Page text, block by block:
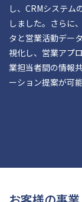
し、CRMシステム
しました。さらに
タと営業活動デー
視化し、営業アプ
業担当者間の情報
ーション提案が可